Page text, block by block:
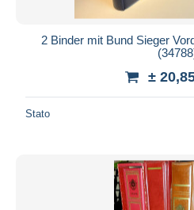
2 Binder mit Bund Sieger
±
Stato